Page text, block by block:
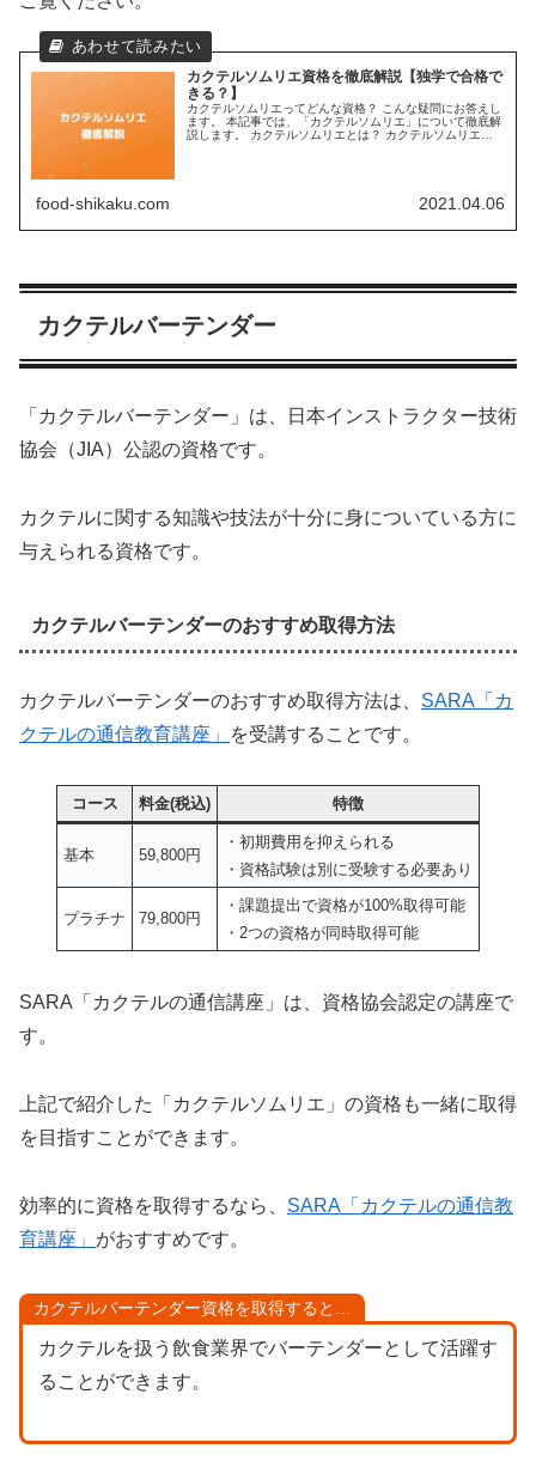
カクテルソムリエ資格を徹底解説【独学で合格で
きる？】
カクテルソムリエってどんな資格？ こんな疑問にお答えし
ます。 本記事では、「カクテルソムリエ」について徹底解
説します。 カクテルソムリエとは？ カクテルソムリエと
food-shikaku.com 2021.04.06
カクテルバーテンダー
「カクテルバーテンダー」は、日本インストラクター技術
協会（JIA）公認の資格です。
カクテルに関する知識や技法が十分に身についている方に
与えられる資格です。
カクテルバーテンダーのおすすめ取得方法
カクテルバーテンダーのおすすめ取得方法は、 SARA「カ
クテルの通信教育講座」
を受講することです。
コース 料金(税込) 特徴
基本 59,800円
・初期費用を抑えられる
・資格試験は別に受験する必要あり
プラチナ 79,800円
・課題提出で資格が100%取得可能
・2つの資格が同時取得可能
SARA「カクテルの通信講座」は、資格協会認定の講座で
す。
上記で紹介した「カクテルソムリエ」の資格も一緒に取得
を目指すことができます。
効率的に資格を取得するなら、 SARA「カクテルの通信教
育講座」 がおすすめです。
カクテルバーテンダー資格を取得すると…
カクテルを扱う飲食業界でバーテンダーとして活躍す
ることができます。